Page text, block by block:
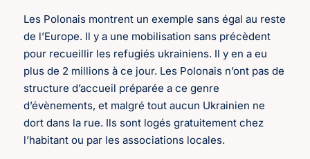
Les Polonais montrent un exemple sans égal au reste
de l’Europe. Il y a une mobilisation sans précèdent
pour recueillir les refugiés ukrainiens. Il y en a eu
plus de 2 millions à ce jour. Les Polonais n’ont pas de
structure d’accueil préparée a ce genre
d’évènements, et malgré tout aucun Ukrainien ne
dort dans la rue. Ils sont logés gratuitement chez
l’habitant ou par les associations locales.